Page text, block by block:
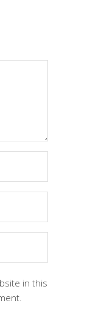
in this